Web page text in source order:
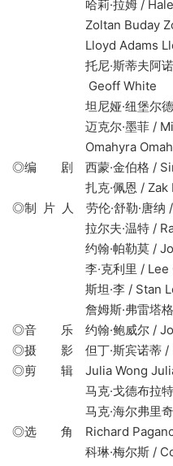
哈莉·拉姆 / Haley
Zoltan Buday
Lloyd Adams
托尼·斯蒂夫阿诺 /
Geoff White
坦尼娅·纽堡尔德 /
迈克尔·墨菲 /
Omahyra
◎编 剧 西蒙·金伯格 /
扎克·佩恩 / Zak
◎制 片 人 劳伦·舒勒·唐纳
拉尔夫·温特 /
约翰·帕勒莫 /
李·克利里 / Lee
斯坦·李 / Stan
詹姆斯·弗雷塔格 /
◎音 乐 约翰·鲍威尔 /
◎摄 影 但丁·斯宾诺蒂 /
◎剪 辑 Julia Wong Julia
马克·戈德布拉特 /
马克·海尔弗里奇 /
◎选 角 Richard Pagano
科琳·梅尔斯 /